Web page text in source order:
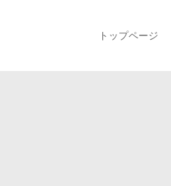
トップページ